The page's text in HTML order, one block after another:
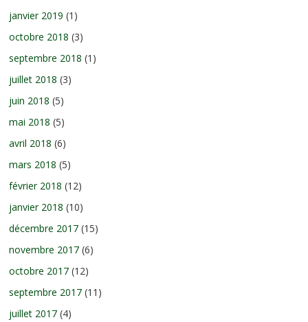
janvier 2019 (1)
octobre 2018 (3)
septembre 2018 (1)
juillet 2018 (3)
juin 2018 (5)
mai 2018 (5)
avril 2018 (6)
mars 2018 (5)
février 2018 (12)
janvier 2018 (10)
décembre 2017 (15)
novembre 2017 (6)
octobre 2017 (12)
septembre 2017 (11)
juillet 2017 (4)